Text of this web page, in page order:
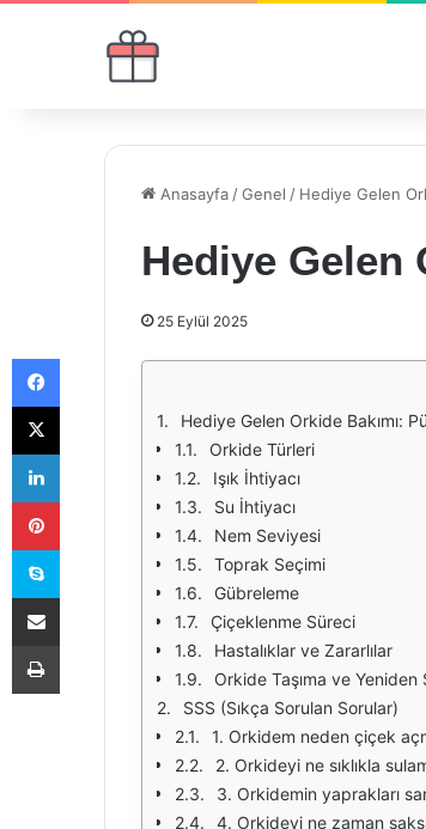
Anasayfa /Genel / Hediye Gelen
Hediye Gelen
25 Eylül 2025
Hediye Gelen Orkide Bakımı:
Orkide Türleri
Işık İhtiyacı
Su İhtiyacı
Nem Seviyesi
Toprak Seçimi
Gübreleme
Çiçeklenme Süreci
Hastalıklar ve Zararlılar
Orkide Taşıma ve Yeniden
SSS (Sıkça Sorulan Sorular)
1. Orkidem neden çiçek
2. Orkideyi ne sıklıkla
3. Orkidemin yaprakları
4. Orkideyi ne zaman
Facebook
X
LinkedIn
Pinterest
Skype
E-Posta ile paylaş